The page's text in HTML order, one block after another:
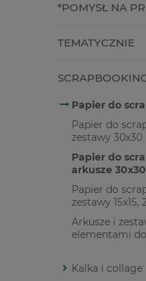
*POMYSŁ NA
TEMATYCZNIE
Papier do
Papier do
zestawy 30x30
Papier do
arkusze 30x30
Papier do
zestawy 15x15,
Arkusze i
elementami
Kalka i collage